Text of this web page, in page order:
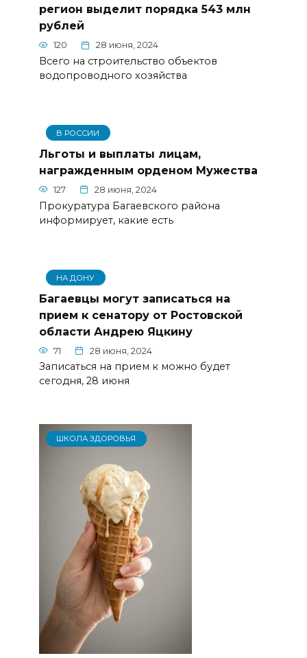
регион выделит порядка 543 млн
рублей
120 28 июня, 2024
Всего на строительство объектов
водопроводного хозяйства
В РОССИИ
Льготы и выплаты лицам,
награжденным орденом Мужества
127 28 июня, 2024
Прокуратура Багаевского района
информирует, какие есть
НА ДОНУ
Багаевцы могут записаться на
прием к сенатору от Ростовской
области Андрею Яцкину
71 28 июня, 2024
Записаться на прием к можно будет
сегодня, 28 июня
ШКОЛА ЗДОРОВЬЯ